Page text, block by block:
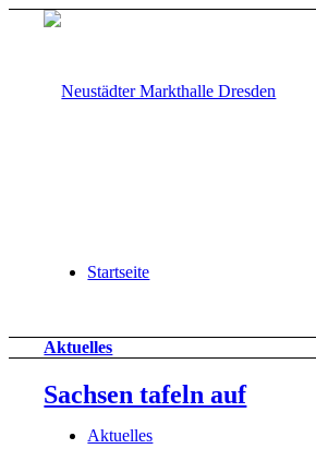
Startseite
Aktuelles
Aktuelles
Sachsen tafeln auf